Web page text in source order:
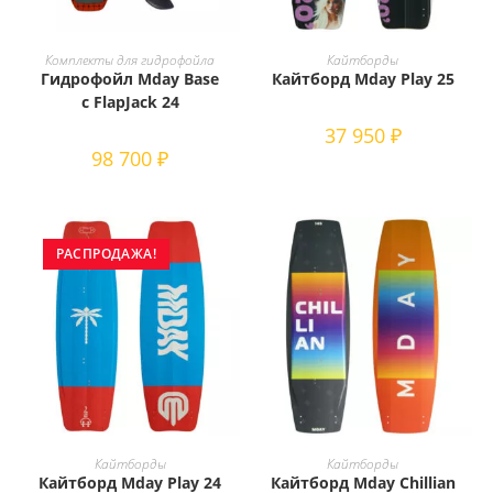
ВЫБЕРИТЕ ПАРАМЕТРЫ
товар
имеет
несколько
вариаций.
Опции
на
Комплекты для гидрофойла
Гидрофойл Mday Base
с FlapJack 24
98 700₽
ВЫБЕРИТЕ ПАРАМЕТРЫ
товар
имеет
несколько
можно
выбрать
Кайтборды
Кайтборд Mday Play 25
37 950 ₽
РАСПРОДАЖА!
ВЫБЕРИТЕ ПАРАМЕТРЫ
товар
имеет
несколько
Кайтборды
Кайтборд Mday Play 24
ВЫБЕРИТЕ ПАРАМЕТРЫ
товар
имеет
несколько
Кайтборды
Кайтборд Mday Chillian